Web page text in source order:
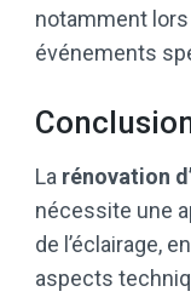
notamment
événements
La rénovation
nécessite une
de l’éclairage,
aspects